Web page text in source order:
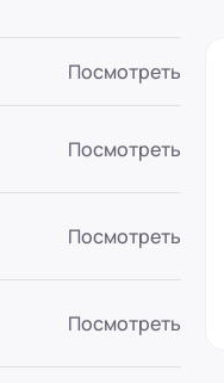
Посмотреть
Посмотреть
Посмотреть
Посмотреть